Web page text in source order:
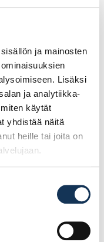
ja mainosten
Lisäksi
ja analytiikka-
käytät
yhdistää näitä
heille tai joita on
eri hinnoittelun